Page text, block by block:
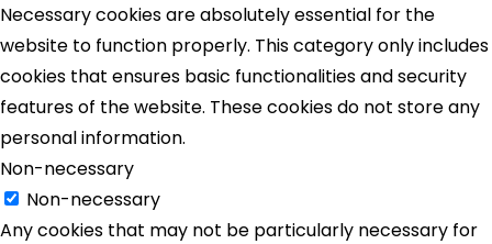
Necessary cookies are absolutely essential for the
website to function properly. This category only includes
cookies that ensures basic functionalities and security
features of the website. These cookies do not store any
personal information.
Non-necessary
Non-necessary
Any cookies that may not be particularly necessary for